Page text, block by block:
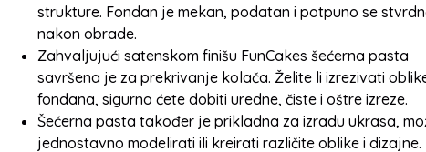
strukture. Fondan je mekan, podatan i potpuno se
nakon obrade.
Zahvaljujući satenskom finišu FunCakes šećerna pasta
savršena je za prekrivanje kolača. Želite li izrezivati
fondana, sigurno ćete dobiti uredne, čiste i oštre izreze.
Šećerna pasta također je prikladna za izradu ukrasa,
jednostavno modelirati ili kreirati različite oblike i dizajne.